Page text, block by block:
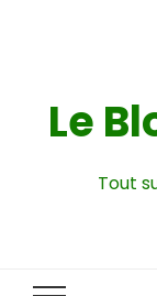
Le
Tout